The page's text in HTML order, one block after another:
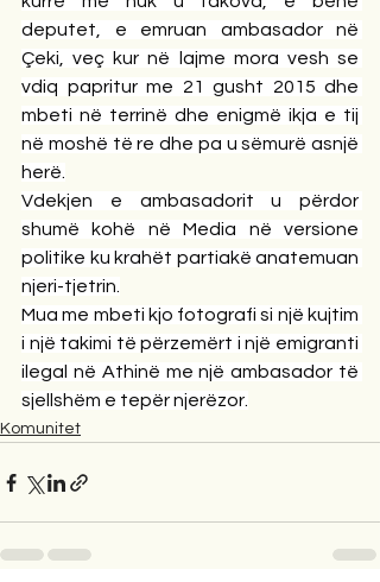
deputet, e emruan ambasador në
Çeki, veç kur në lajme mora vesh se
vdiq papritur me 21 gusht 2015 dhe
mbeti në terrinë dhe enigmë ikja e tij
në moshë të re dhe pa u sëmurë asnjë
herë.
Vdekjen e ambasadorit u përdor
shumë kohë në Media në versione
politike ku krahët partiakë anatemuan
njeri-tjetrin.
Mua me mbeti kjo fotografi si një kujtim
i një takimi të përzemërt i një emigranti
ilegal në Athinë me një ambasador të
sjellshëm e tepër njerëzor.
Komunitet